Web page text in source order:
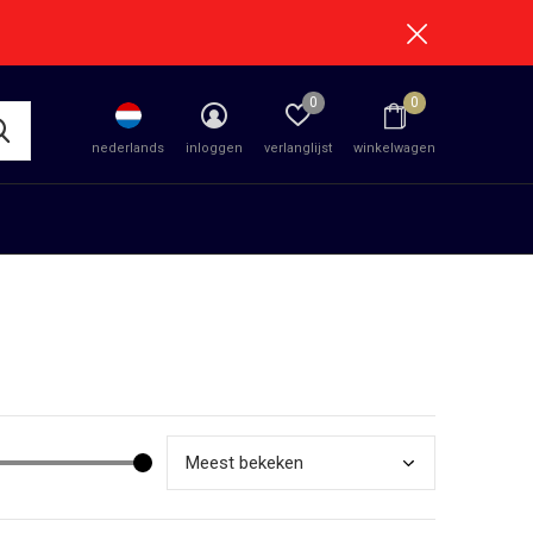
nederlands inloggen verlanglijst
0
winkelwagen
0